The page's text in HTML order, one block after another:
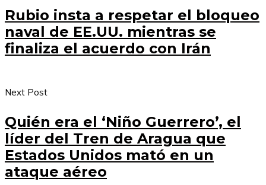
Rubio insta a respetar el bloqueo
naval de EE.UU. mientras se
finaliza el acuerdo con Irán
Next Post
Quién era el ‘Niño Guerrero’, el
líder del Tren de Aragua que
Estados Unidos mató en un
ataque aéreo